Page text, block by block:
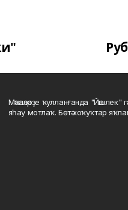
Мәҡәләләрҙе ҡулланғанда "Йәшлек"
яһау мотлаҡ. Бөтә хоҡуҡтар